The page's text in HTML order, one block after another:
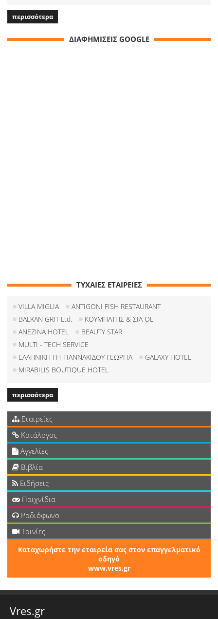
περισσότερα
ΔΙΑΦΗΜΙΣΕΙΣ GOOGLE
ΤΥΧΑΙΕΣ ΕΤΑΙΡΕΙΕΣ
VILLA MIGLIA
ANTIGONI FISH RESTAURANT
BALKAN GRIT Ltd.
ΚΟΥΜΠΑΤΗΣ & ΣΙΑ ΟΕ
ANEZINA HOTEL
ΒEAUTY STAR
MULTI - TECH SERVICE
ΕΛΛΗΝΙΚΗ ΓΗ-ΓΙΑΝΝΑΚΙΔΟΥ ΓΕΩΡΓΙΑ
GALAXY HOTEL
MIRABILIS BOUTIQUE HOTEL
περισσότερα
Εταιρείες
Κατάλογος
Αγγελίες
Βιβλία
Ειδήσεις
Παιχνίδια
Ραδιόφωνο
Ταινίες
Καταχωρήστε την εταιρεία σας στον επαγγελματικό
οδηγό
www.vres.gr
Vres.gr